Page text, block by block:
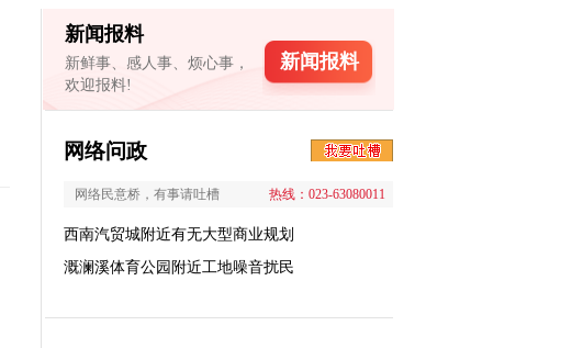
新闻报料
新鲜事、感人事、烦心事，
欢迎报料!
新闻报料
网络问政
网络民意桥，有事请吐槽 热线：023-63080011
西南汽贸城附近有无大型商业规划
溉澜溪体育公园附近工地噪音扰民